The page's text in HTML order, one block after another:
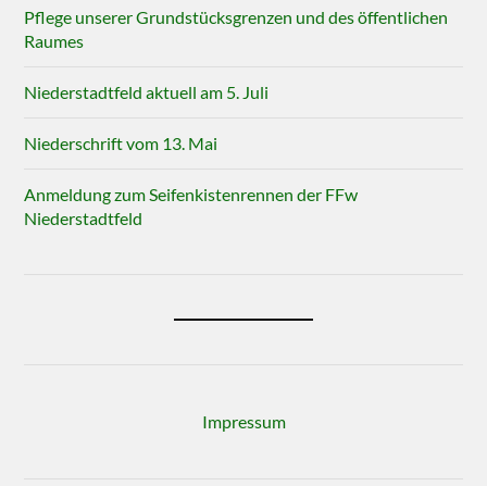
Pflege unserer Grundstücksgrenzen und des öffentlichen
Raumes
Niederstadtfeld aktuell am 5. Juli
Niederschrift vom 13. Mai
Anmeldung zum Seifenkistenrennen der FFw
Niederstadtfeld
Impressum